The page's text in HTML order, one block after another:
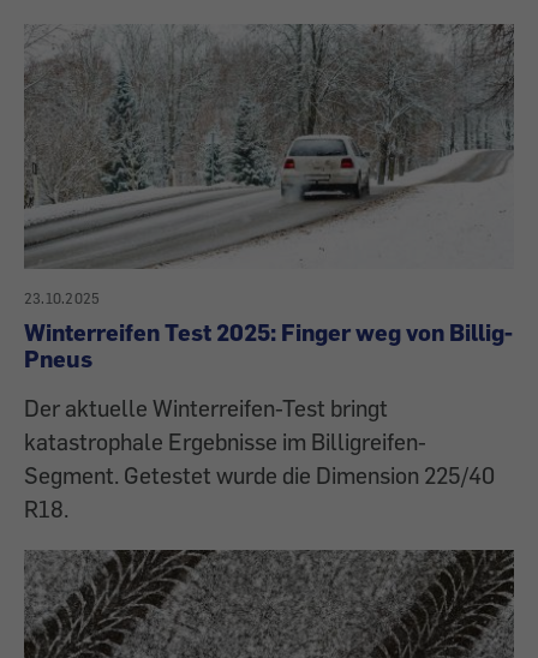
23.10.2025
Winterreifen Test 2025: Finger weg von Billig-
Pneus
Der aktuelle Winterreifen-Test bringt
katastrophale Ergebnisse im Billigreifen-
Segment. Getestet wurde die Dimension 225/40
R18.